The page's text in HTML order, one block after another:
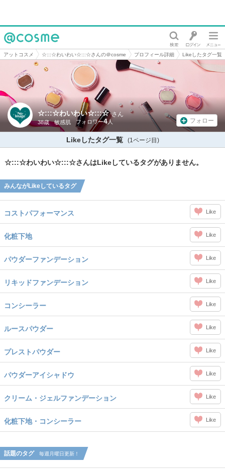
@cosme
アットコスメ ☆:::☆わいわい☆:::☆さんの＠cosme プロフィール詳細 Likeしたタグ一覧
☆:::☆わいわい☆:::☆ さん
38歳 敏感肌 4 フォロー
Likeしたタグ一覧 (1ページ目)
☆:::☆わいわい☆:::☆さんはLikeしているタグがありません。
みんながLikeしているタグ
コストパフォーマンス Like
化粧下地 Like
パウダーファンデーション Like
リキッドファンデーション Like
コンシーラー Like
ルースパウダー Like
プレストパウダー Like
パウダーアイシャドウ Like
クリーム・ジェルファンデーション Like
化粧下地・コンシーラー Like
話題のタグ 毎週月曜日更新！